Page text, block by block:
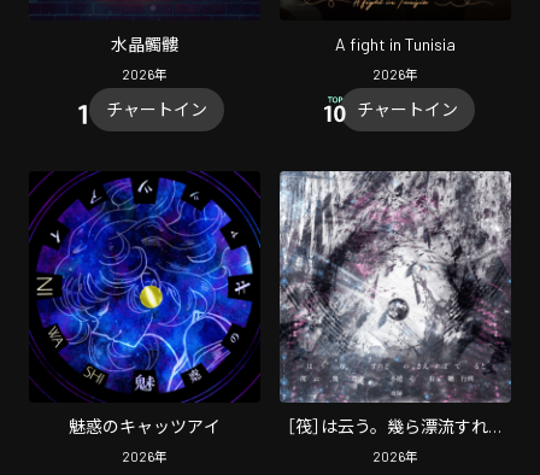
水晶髑髏
2026年
チャートイン
A fight in Tunisia
2026年
チャートイン
魅惑のキャッツアイ
2026年
［筏］は云う。幾ら漂流すれど
不撓の心さえ有れば軈て行到
2026年